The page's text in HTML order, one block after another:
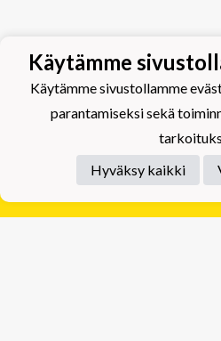
Tietosuojaseloste
Käytämme
Käytämme sivustollamme
parantamiseksi sekä
Hyväksy kaikki